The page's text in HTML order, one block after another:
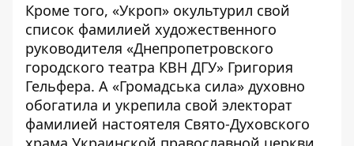
Кроме того, «Укроп» окультурил свой
список фамилией художественного
руководителя «Днепропетровского
городского театра КВН ДГУ» Григория
Гельфера. А «Громадська сила» духовно
обогатила и укрепила свой электорат
фамилией настоятеля Свято-Духовского